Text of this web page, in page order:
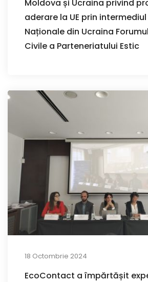
Moldova și Ucraina privind
aderare la UE prin
Naționale din Ucraina
Civile a Parteneriatului Estic
18 Octombrie 2024
EcoContact a împărtășit